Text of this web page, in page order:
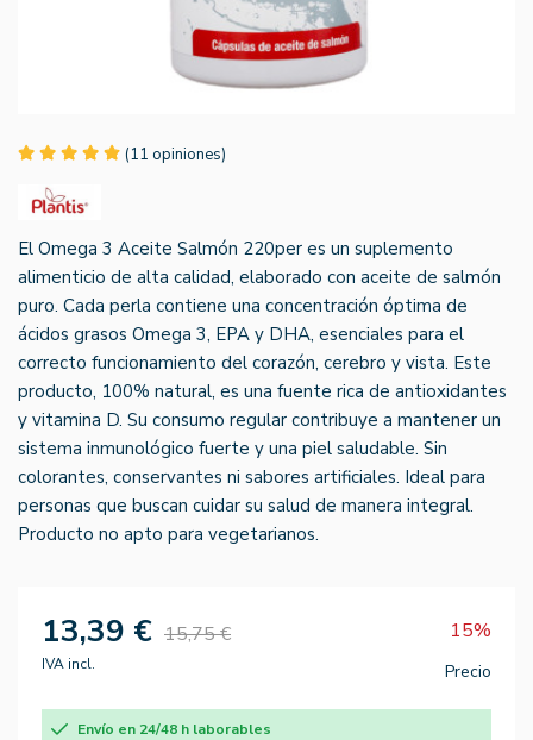
(11 opiniones)
El Omega 3 Aceite Salmón 220per es un suplemento
alimenticio de alta calidad, elaborado con aceite de salmón
puro. Cada perla contiene una concentración óptima de
ácidos grasos Omega 3, EPA y DHA, esenciales para el
correcto funcionamiento del corazón, cerebro y vista. Este
producto, 100% natural, es una fuente rica de antioxidantes
y vitamina D. Su consumo regular contribuye a mantener un
sistema inmunológico fuerte y una piel saludable. Sin
colorantes, conservantes ni sabores artificiales. Ideal para
personas que buscan cuidar su salud de manera integral.
Producto no apto para vegetarianos.
13,39 € 15,75 € 15%
IVA incl. Precio
Envío en 24/48 h laborables